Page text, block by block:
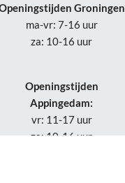
Groningen
ma-vr: 7-16 uur
za: 10-16 uur
Openingstijden
Appingedam:
vr: 11-17 uur
za: 10-16 uur